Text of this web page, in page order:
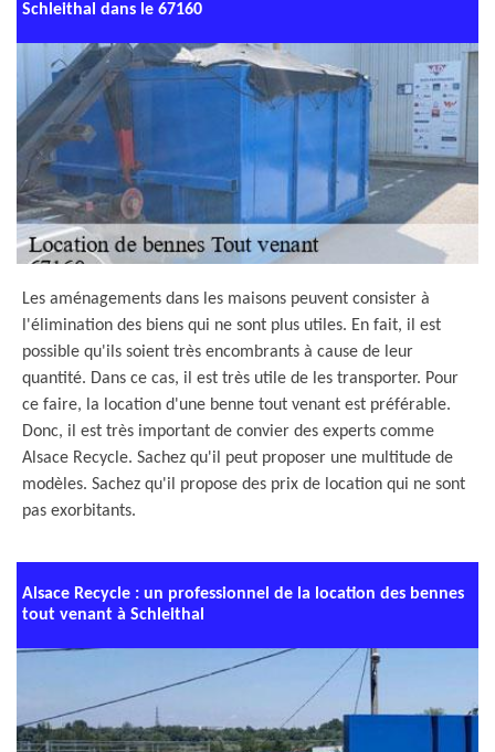
Schleithal dans le 67160
Les aménagements dans les maisons peuvent consister à
l'élimination des biens qui ne sont plus utiles. En fait, il est
possible qu'ils soient très encombrants à cause de leur
quantité. Dans ce cas, il est très utile de les transporter. Pour
ce faire, la location d'une benne tout venant est préférable.
Donc, il est très important de convier des experts comme
Alsace Recycle. Sachez qu'il peut proposer une multitude de
modèles. Sachez qu'il propose des prix de location qui ne sont
pas exorbitants.
Alsace Recycle : un professionnel de la location des bennes
tout venant à Schleithal